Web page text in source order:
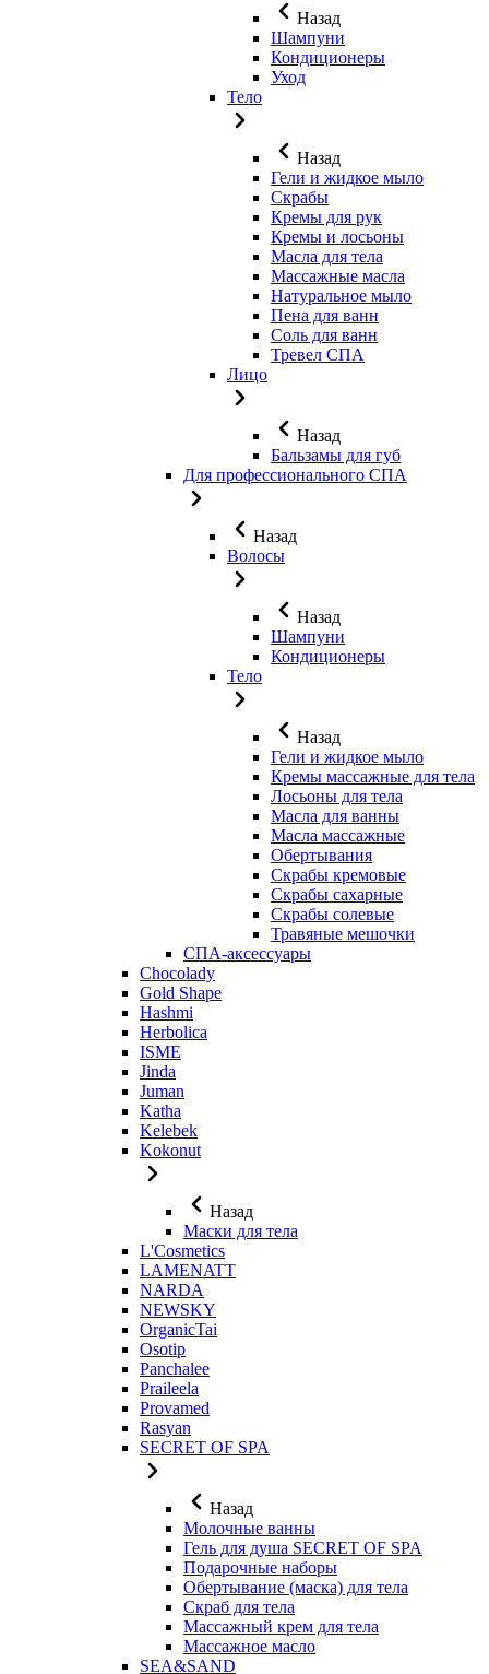
Назад
Шампуни
Кондиционеры
Уход
Тело
Назад
Гели и жидкое мыло
Скрабы
Кремы для рук
Кремы и лосьоны
Масла для тела
Массажные масла
Натуральное мыло
Пена для ванн
Соль для ванн
Тревел СПА
Лицо
Назад
Бальзамы для губ
Для профессионального СПА
Назад
Волосы
Назад
Шампуни
Кондиционеры
Тело
Назад
Гели и жидкое мыло
Кремы массажные для тела
Лосьоны для тела
Масла для ванны
Масла массажные
Обертывания
Скрабы кремовые
Скрабы сахарные
Скрабы солевые
Травяные мешочки
СПА-аксессуары
Chocolady
Gold Shape
Hashmi
Herbolica
ISME
Jinda
Juman
Katha
Kelebek
Kokonut
Назад
Маски для тела
L'Cosmetics
LAMENATT
NARDA
NEWSKY
OrganicTai
Osotip
Panchalee
Praileela
Provamed
Rasyan
SECRET OF SPA
Назад
Молочные ванны
Гель для душа SECRET OF SPA
Подарочные наборы
Обертывание (маска) для тела
Скраб для тела
Массажный крем для тела
Массажное масло
SEA&SAND